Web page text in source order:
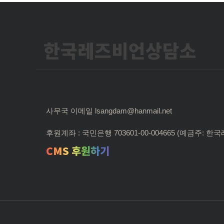
한국레즈비언상담소
사무국 이메일 lsangdam@hanmail.net
후원계좌 : 국민은행 703601-00-004665 (예금주: 한국
CMS 후원하기